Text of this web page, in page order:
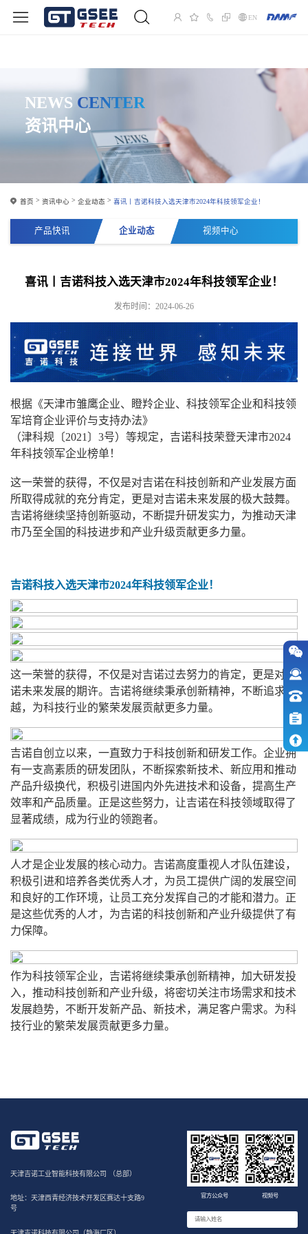
EN
NEWS CENTER
资讯中心
首页 资讯中心 企业动态 喜讯丨吉诺科技入选天津市2024年科技领军企业！
产品快讯 企业动态 视频中心
喜讯丨吉诺科技入选天津市2024年科技领军企业！
发布时间：2024-06-26
根据《天津市雏鹰企业、瞪羚企业、科技领军企业和科技领
军培育企业评价与支持办法》
（津科规〔2021〕3号）等规定，吉诺科技荣登天津市2024
年科技领军企业榜单！
这一荣誉的获得，不仅是对吉诺在科技创新和产业发展方面
所取得成就的充分肯定，更是对吉诺未来发展的极大鼓舞。
吉诺将继续坚持创新驱动，不断提升研发实力，为推动天津
市乃至全国的科技进步和产业升级贡献更多力量。
吉诺科技入选天津市2024年科技领军企业！
这一荣誉的获得，不仅是对吉诺过去努力的肯定，更是对吉
诺未来发展的期许。吉诺将继续秉承创新精神，不断追求卓
越，为科技行业的繁荣发展贡献更多力量。
吉诺自创立以来，一直致力于科技创新和研发工作。企业拥
有一支高素质的研发团队，不断探索新技术、新应用和推动
产品升级换代，积极引进国内外先进技术和设备，提高生产
效率和产品质量。正是这些努力，让吉诺在科技领域取得了
显著成绩，成为行业的领跑者。
人才是企业发展的核心动力。吉诺高度重视人才队伍建设，
积极引进和培养各类优秀人才，为员工提供广阔的发展空间
和良好的工作环境，让员工充分发挥自己的才能和潜力。正
是这些优秀的人才，为吉诺的科技创新和产业升级提供了有
力保障。
作为科技领军企业，吉诺将继续秉承创新精神，加大研发投
入，推动科技创新和产业升级，将密切关注市场需求和技术
发展趋势，不断开发新产品、新技术，满足客户需求。为科
技行业的繁荣发展贡献更多力量。
天津吉诺工业智能科技有限公司 （总部）
地址：天津西青经济技术开发区赛达十支路9
号
官方公众号 视频号